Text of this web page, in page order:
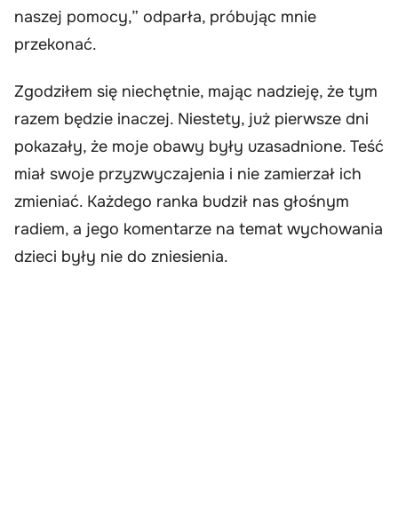
naszej pomocy,” odparła, próbując mnie
przekonać.
Zgodziłem się niechętnie, mając nadzieję, że tym
razem będzie inaczej. Niestety, już pierwsze dni
pokazały, że moje obawy były uzasadnione. Teść
miał swoje przyzwyczajenia i nie zamierzał ich
zmieniać. Każdego ranka budził nas głośnym
radiem, a jego komentarze na temat wychowania
dzieci były nie do zniesienia.